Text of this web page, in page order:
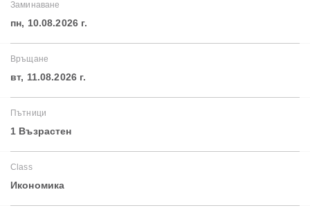
Заминаване
пн, 10.08.2026 г.
Връщане
вт, 11.08.2026 г.
Пътници
1 Възрастен
Class
Икономика